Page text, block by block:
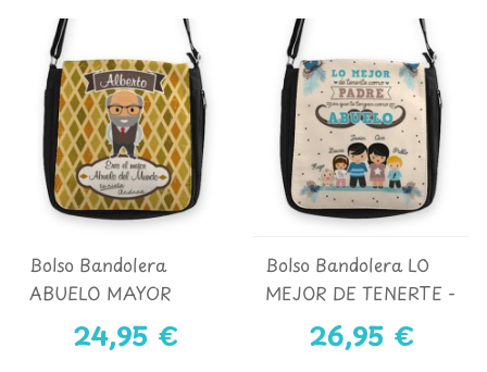
Bolso Bandolera
ABUELO MAYOR
24,95 €
Bolso Bandolera LO
MEJOR DE TENERTE -
ABUELO Y NIÑOS
26,95 €